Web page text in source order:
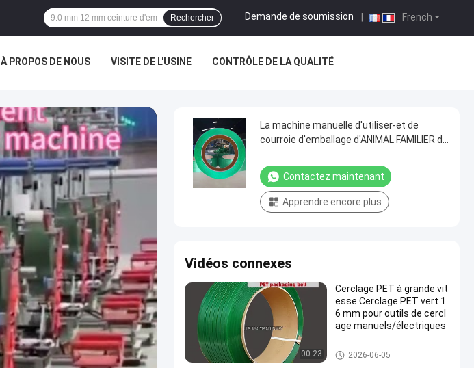
French
Demande de soumission
Rechercher
À PROPOS DE NOUS VISITE DE L'USINE CONTRÔLE DE LA QUALITÉ
La machine manuelle d'utiliser-et de
courroie d'emballage d'ANIMAL FAMILIER de
Contactez maintenant
Apprendre encore plus
Vidéos connexes
00:23
Cerclage PET à grande vit
esse Cerclage PET vert 1
6 mm pour outils de cercl
age manuels/électriques
Courroie d'emballage d'ANIMA
L FAMILIER
2026-06-05